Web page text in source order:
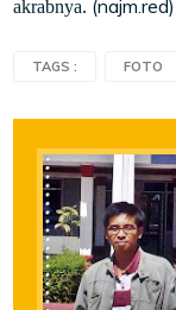
akrabnya. (najm.red)
TAGS : FOTO